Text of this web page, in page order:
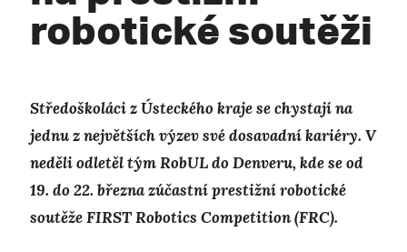
robotické soutěži
Středoškoláci z Ústeckého kraje se chystají na
jednu z největších výzev své dosavadní kariéry. V
neděli odletěl tým RobUL do Denveru, kde se od
19. do 22. března zúčastní prestižní robotické
soutěže FIRST Robotics Competition (FRC).